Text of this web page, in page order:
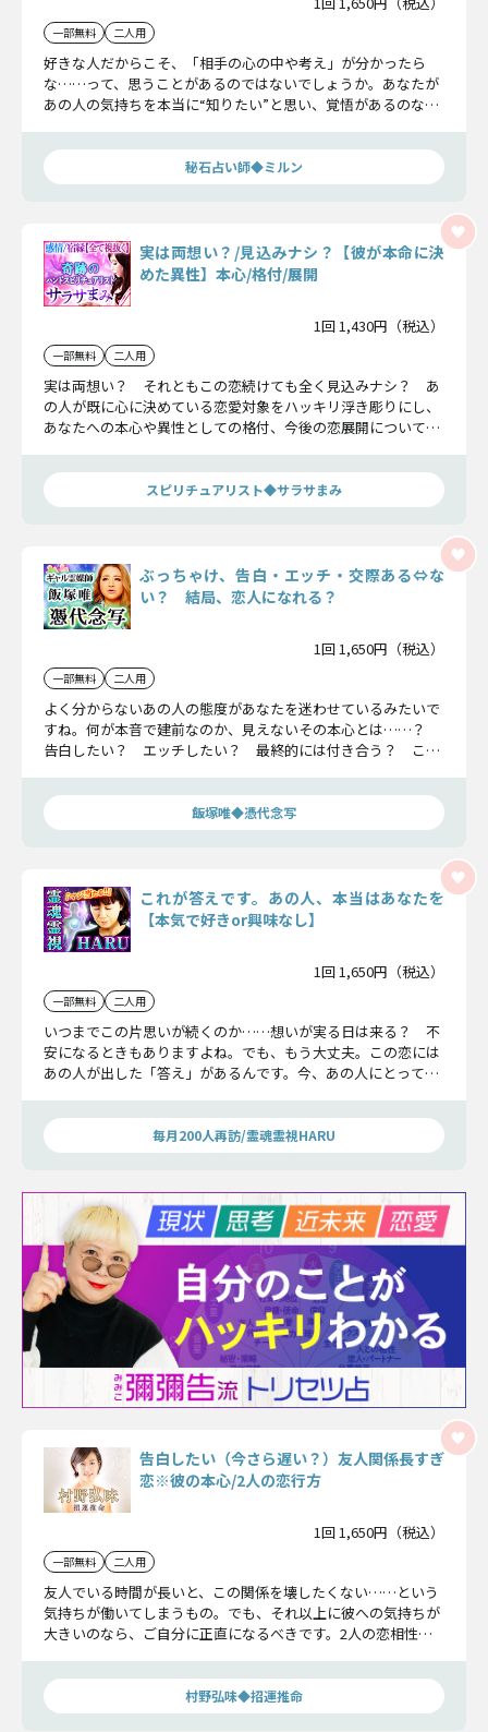
一部無料 二人用
好きな人だからこそ、「相手の心の中や考え」が分かったら
な……って、思うことがあるのではないでしょうか。あなたが
あの人の気持ちを本当に“知りたい”と思い、覚悟があるのなら
秘石占い師◆ミルン
実は両想い？/見込みナシ？【彼が本命に決
めた異性】本心/格付/展開
1回 1,430円（税込）
一部無料 二人用
実は両想い？ それともこの恋続けても全く見込みナシ？ あ
の人が既に心に決めている恋愛対象をハッキリ浮き彫りにし、
あなたへの本心や異性としての格付、今後の恋展開について深
スピリチュアリスト◆サラサまみ
ぶっちゃけ、告白・エッチ・交際ある⇔な
い？ 結局、恋人になれる？
1回 1,650円（税込）
一部無料 二人用
よく分からないあの人の態度があなたを迷わせているみたいで
すね。何が本音で建前なのか、見えないその本心とは……？
告白したい？ エッチしたい？ 最終的には付き合う？ この
飯塚唯◆憑代念写
これが答えです。あの人、本当はあなたを
【本気で好きor興味なし】
1回 1,650円（税込）
一部無料 二人用
いつまでこの片思いが続くのか……想いが実る日は来る？ 不
安になるときもありますよね。でも、もう大丈夫。この恋には
あの人が出した「答え」があるんです。今、あの人にとってあ
とつずつお伝えしていきますね。
毎月200人再訪/霊魂霊視HARU
告白したい（今さら遅い？）友人関係長すぎ
恋※彼の本心/2人の恋行方
1回 1,650円（税込）
一部無料 二人用
友人でいる時間が長いと、この関係を壊したくない……という
気持ちが働いてしまうもの。でも、それ以上に彼への気持ちが
大きいのなら、ご自分に正直になるべきです。2人の恋相性を
村野弘味◆招運推命